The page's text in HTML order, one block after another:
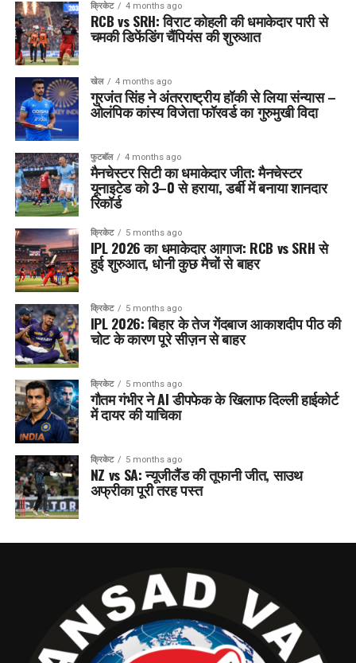
क्रिकेट 4 months ago
RCB vs SRH: विराट कोहली की धमाकेदार पारी से
चमकी डिफेंडिंग चैंपियंस की शुरुआत
खेल 4 months ago
गुरजंत सिंह ने अंतरराष्ट्रीय हॉकी से लिया संन्यास –
ओलंपिक कांस्य विजेता फॉरवर्ड का गुरुमुखी विदा
फुटबॉल 4 months ago
मैनचेस्टर सिटी का धमाकेदार जीत: मैनचेस्टर
यूनाइटेड को 3–0 से हराया, डर्बी में बनाया शानदार
रिकॉर्ड
क्रिकेट 5 months ago
IPL 2026 का धमाकेदार आगाज: RCB vs SRH से
हुई शुरुआत, धोनी कुछ मैचों से बाहर
क्रिकेट 5 months ago
IPL 2026: बिहार के तेज गेंदबाज आकाशदीप पीठ की
चोट के कारण पूरे सीज़न से बाहर
क्रिकेट 5 months ago
गौतम गंभीर ने AI डीपफेक के खिलाफ दिल्ली हाईकोर्ट
में दायर की याचिका
क्रिकेट 5 months ago
NZ vs SA: न्यूजीलैंड की तूफानी जीत, साउथ
अफ्रीका पूरी तरह पस्त